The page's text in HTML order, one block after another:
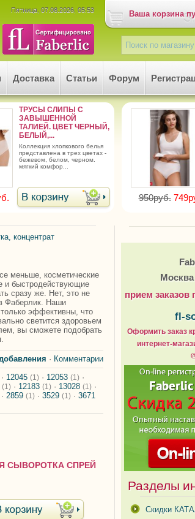
Пятница, 07.08.2026, 05:53
Доставка Статьи Форум
ТРУСЫ СЛИПЫ С
ЗАВЫШЕННОЙ
ТАЛИЕЙ. ЦВЕТ ЧЕРНЫЙ,
БЕЛЫЙ,...
коллекция хлопкового белья
представлена в трех цветах -
бежевом, белом, черном.
мягкий комфор...
950руб.
концентрат
меньше, косметические
и быстродействующие
сразу же. Нет, это не
Фаберлик. Наши
эффективны, что
светится здоровьем
вы сможете подобрать
· Комментарии
· 12045 (1) · 12053 (1) ·
(1) · 12183 (1) · 13028 (1) ·
· 2859 (1) · 3529 (1) · 3671
СЫВОРОТКА СПРЕЙ
Москва
прием заказов
fl-
Оформить заказ
интернет-
Разделы
Скидки
Ваша корзина